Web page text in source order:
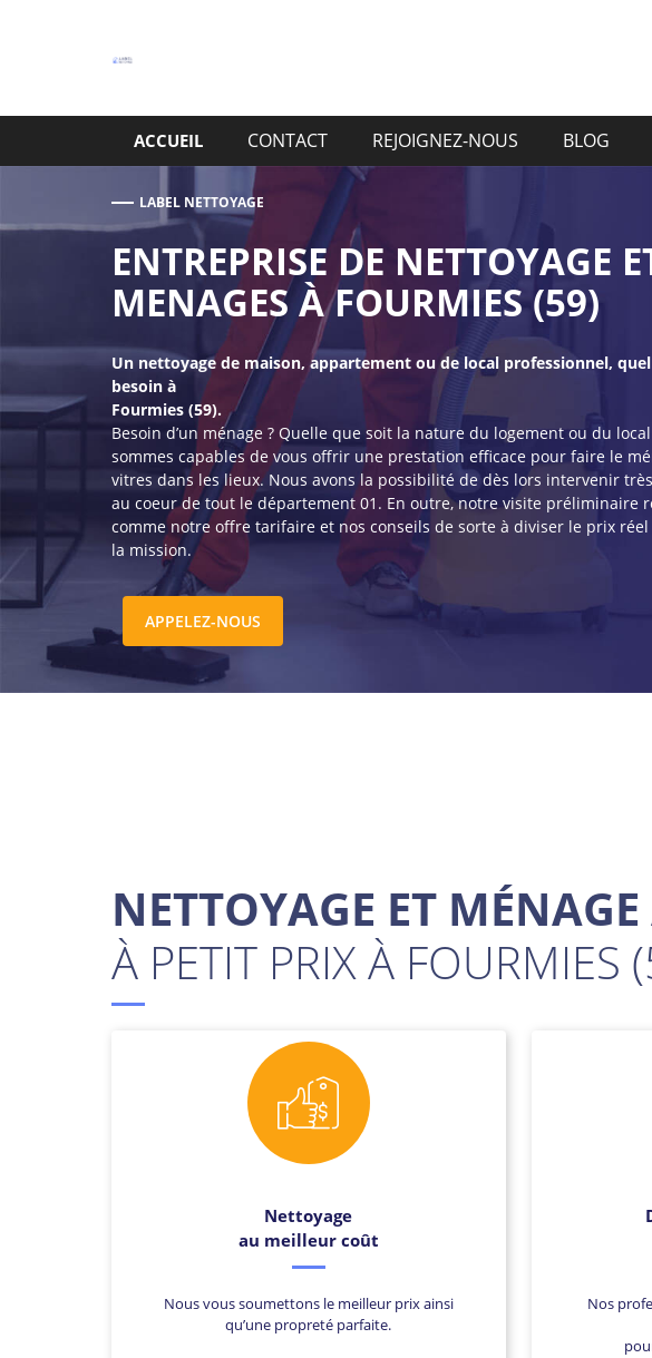
ACCUEIL CONTACT REJOIGNEZ-NOUS BLOG
LABEL NETTOYAGE
ENTREPRISE DE NETTOYAGE
MENAGES À FOURMIES (59)
Un nettoyage de maison, appartement ou de local professionnel,
besoin à
Fourmies (59).
Besoin d’un ménage ? Quelle que soit la nature du logement ou du
sommes capables de vous offrir une prestation efficace pour faire le
vitres dans les lieux. Nous avons la possibilité de dès lors intervenir
au coeur de tout le département 01. En outre, notre visite préliminaire
comme notre offre tarifaire et nos conseils de sorte à diviser le prix réel
la mission.
APPELEZ-NOUS
NETTOYAGE ET
À PETIT PRIX À FOURMIES
Nettoyage
au meilleur coût
Nous vous soumettons le meilleur prix ainsi
qu’une propreté parfaite.
Nos